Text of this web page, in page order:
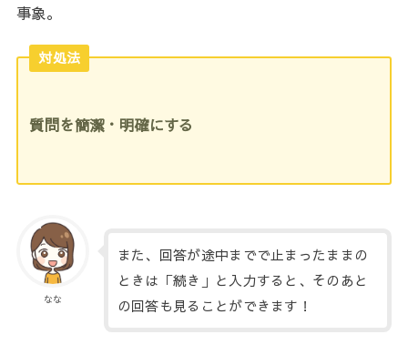
事象。
対処法
質問を簡潔・明確にする
なな
また、回答が途中までで止まったままの
ときは「続き」と入力すると、そのあと
の回答も見ることができます！